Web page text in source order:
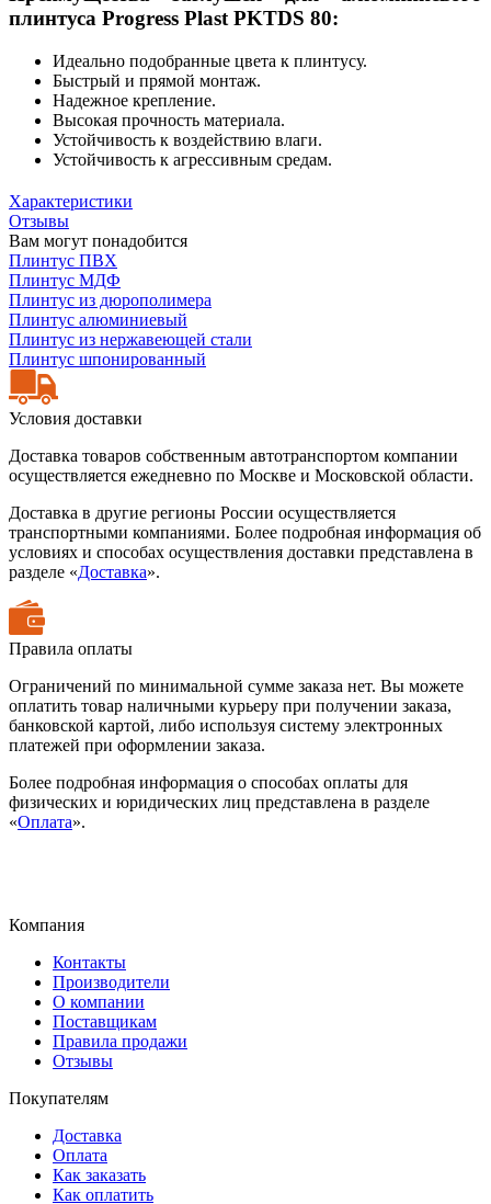
плинтуса Progress Plast PKTDS 80:
Идеально подобранные цвета к плинтусу.
Быстрый и прямой монтаж.
Надежное крепление.
Высокая прочность материала.
Устойчивость к воздействию влаги.
Устойчивость к агрессивным средам.
Характеристики
Отзывы
Вам могут понадобится
Плинтус ПВХ
Плинтус МДФ
Плинтус из дюрополимера
Плинтус алюминиевый
Плинтус из нержавеющей стали
Плинтус шпонированный
Условия доставки
Доставка товаров собственным автотранспортом компании
осуществляется ежедневно по Москве и Московской области.
Доставка в другие регионы России осуществляется
транспортными компаниями. Более подробная информация об
условиях и способах осуществления доставки представлена в
разделе «Доставка».
Правила оплаты
Ограничений по минимальной сумме заказа нет. Вы можете
оплатить товар наличными курьеру при получении заказа,
банковской картой, либо используя систему электронных
платежей при оформлении заказа.
Более подробная информация о способах оплаты для
физических и юридических лиц представлена в разделе
«Оплата».
Компания
Контакты
Производители
О компании
Поставщикам
Правила продажи
Отзывы
Покупателям
Доставка
Оплата
Как заказать
Как оплатить